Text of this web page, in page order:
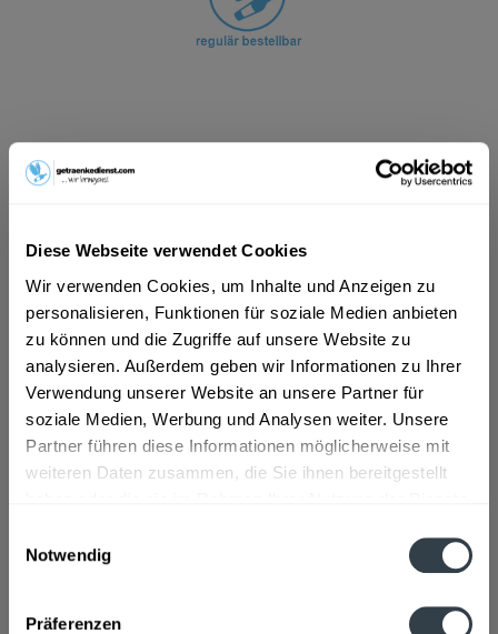
Diese Webseite verwendet Cookies
Wir verwenden Cookies, um Inhalte und Anzeigen zu
personalisieren, Funktionen für soziale Medien anbieten
zu können und die Zugriffe auf unsere Website zu
analysieren. Außerdem geben wir Informationen zu Ihrer
Verwendung unserer Website an unsere Partner für
soziale Medien, Werbung und Analysen weiter. Unsere
Partner führen diese Informationen möglicherweise mit
weiteren Daten zusammen, die Sie ihnen bereitgestellt
Notwendig
Präferenzen
ab 101,01 € *
inkl. MwSt.ggf. zzgl. Erschwerniszuschlag
MEHRWEG
+3,10 € Pfand
In den Warenkorb
Artikel-Nr.:
29191
Verfügbar in:
mehr
Zutaten und Allergene